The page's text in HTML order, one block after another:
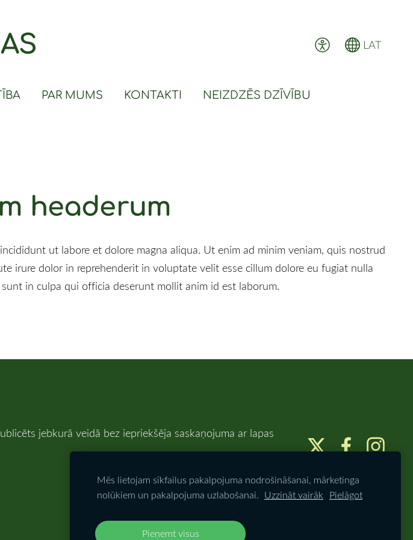
PAR MUMS KONTAKTI NEIZDZĒS DZĪVĪBU
LAT
headerum
ut labore et dolore magna aliqua. Ut enim ad minim veniam, quis nostrud
irure dolor in reprehenderit in voluptate velit esse cillum dolore eu fugiat nulla
in culpa qui officia deserunt mollit anim id est laborum.
jebkurā veidā bez iepriekšēja saskaņojuma ar lapas
Mēs lietojam sīkfailus pakalpojuma nodrošināšanai, mārketinga
nolūkiem un pakalpojuma uzlabošanai. Uzzināt vairāk Pielāgot
Pieņemt visus